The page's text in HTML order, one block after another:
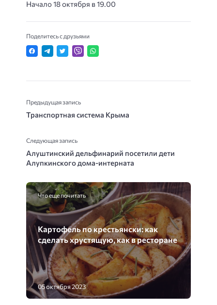
Начало 18 октября в 19.00
Поделитесь с друзьями
Предыдущая запись
Транспортная система Крыма
Следующая запись
Алуштинский дельфинарий посетили дети
Алупкинского дома-интерната
Что еще почитать
Картофель по крестьянски: как
сделать хрустящую, как в ресторане
05 октября 2023